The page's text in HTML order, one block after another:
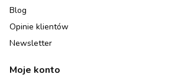
Blog
Opinie klientów
Newsletter
Moje konto